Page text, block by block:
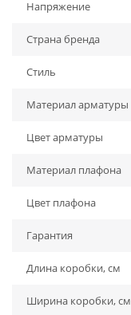
Напряжение
Страна бренда
Стиль
Материал арматуры
Цвет арматуры
Материал плафона
Цвет плафона
Гарантия
Длина коробки, см
Ширина коробки, см